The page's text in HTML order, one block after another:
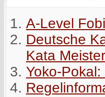
A-Level
Deutsche
Kata
Yoko-